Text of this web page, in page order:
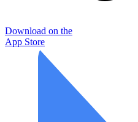
Download on the
App Store